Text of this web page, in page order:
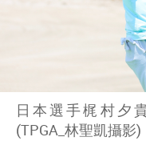
日本選手梶村夕
(TPGA_林聖凱攝影)